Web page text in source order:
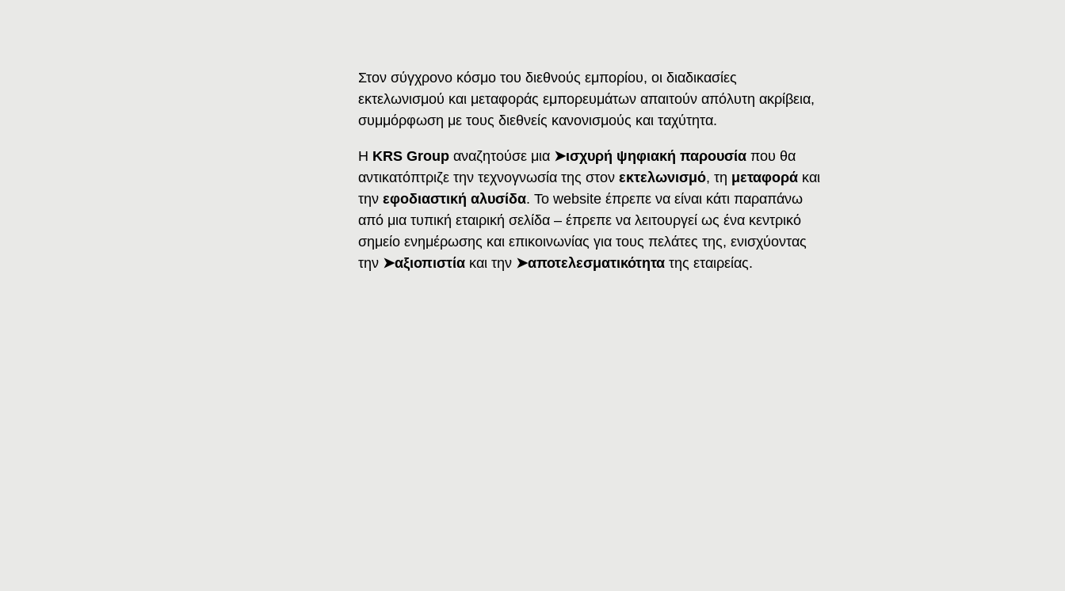
Στον σύγχρονο κόσμο του διεθνούς εμπορίου, οι διαδικασίες
εκτελωνισμού και μεταφοράς εμπορευμάτων απαιτούν απόλυτη ακρίβεια,
συμμόρφωση με τους διεθνείς κανονισμούς και ταχύτητα.
Η KRS Group αναζητούσε μια ➤ισχυρή ψηφιακή παρουσία που θα
αντικατόπτριζε την τεχνογνωσία της στον εκτελωνισμό, τη μεταφορά και
την εφοδιαστική αλυσίδα. Το website έπρεπε να είναι κάτι παραπάνω
από μια τυπική εταιρική σελίδα – έπρεπε να λειτουργεί ως ένα κεντρικό
σημείο ενημέρωσης και επικοινωνίας για τους πελάτες της, ενισχύοντας
την ➤αξιοπιστία και την ➤αποτελεσματικότητα της εταιρείας.